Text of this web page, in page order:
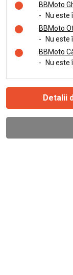
BBMoto
-
Nu este
BBMoto
-
Nu este
BBMoto
-
Nu este
Detalii